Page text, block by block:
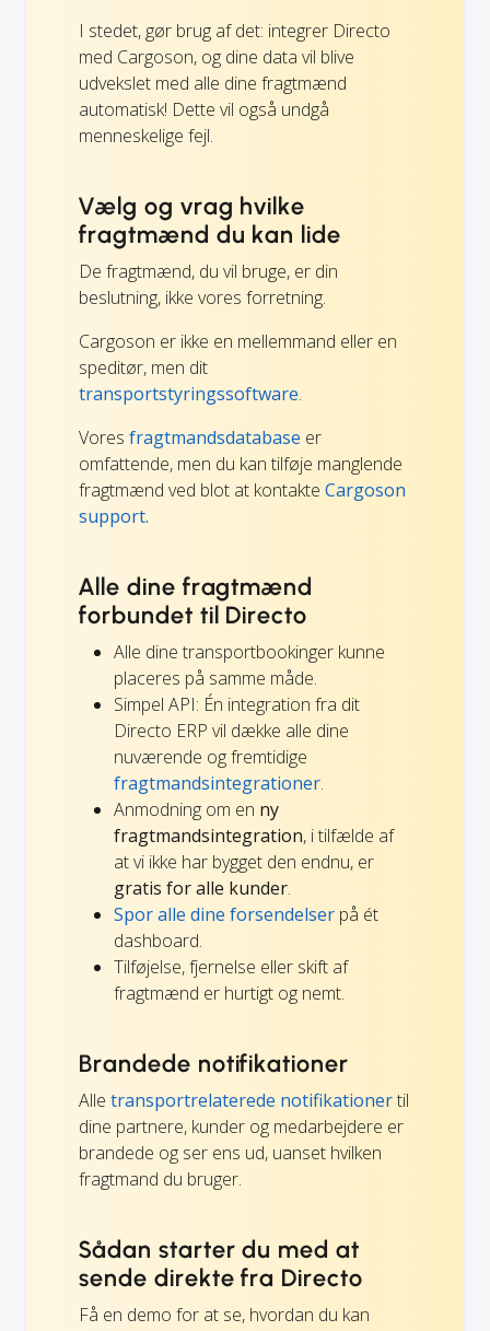
I stedet, gør brug af det: integrer Directo
med Cargoson, og dine data vil blive
udvekslet med alle dine fragtmænd
automatisk! Dette vil også undgå
menneskelige fejl.
Vælg og vrag hvilke
fragtmænd du kan lide
De fragtmænd, du vil bruge, er din
beslutning, ikke vores forretning.
Cargoson er ikke en mellemmand eller en
speditør, men dit
transportstyringssoftware.
Vores fragtmandsdatabase er
omfattende, men du kan tilføje manglende
fragtmænd ved blot at kontakte Cargoson
support.
Alle dine fragtmænd
forbundet til Directo
Alle dine transportbookinger kunne
placeres på samme måde.
Simpel API: Én integration fra dit
Directo ERP vil dække alle dine
nuværende og fremtidige
fragtmandsintegrationer.
Anmodning om en ny
fragtmandsintegration, i tilfælde af
at vi ikke har bygget den endnu, er
gratis for alle kunder.
Spor alle dine forsendelser på ét
dashboard.
Tilføjelse, fjernelse eller skift af
fragtmænd er hurtigt og nemt.
Brandede notifikationer
Alle transportrelaterede notifikationertil
dine partnere, kunder og medarbejdere er
brandede og ser ens ud, uanset hvilken
fragtmand du bruger.
Sådan starter du med at
sende direkte fra Directo
Få en demo for at se, hvordan du kan